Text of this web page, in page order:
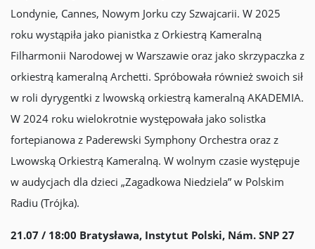
Londynie, Cannes, Nowym Jorku czy Szwajcarii. W 2025
roku wystąpiła jako pianistka z Orkiestrą Kameralną
Filharmonii Narodowej w Warszawie oraz jako skrzypaczka z
orkiestrą kameralną Archetti. Spróbowała również swoich sił
w roli dyrygentki z lwowską orkiestrą kameralną AKADEMIA.
W 2024 roku wielokrotnie występowała jako solistka
fortepianowa z Paderewski Symphony Orchestra oraz z
Lwowską Orkiestrą Kameralną. W wolnym czasie występuje
w audycjach dla dzieci „Zagadkowa Niedziela” w Polskim
Radiu (Trójka).
21.07 / 18:00 Bratysława, Instytut Polski, Nám. SNP 27